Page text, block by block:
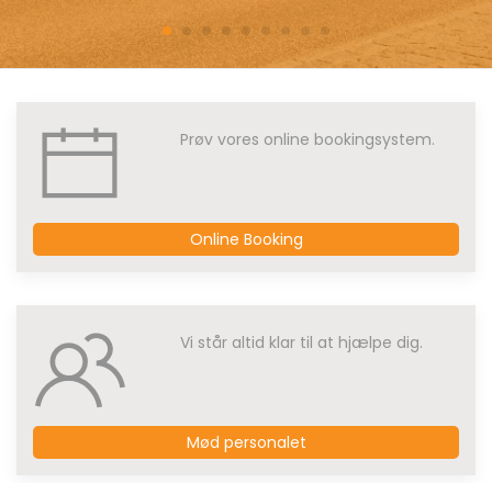
Prøv vores online bookingsystem.
Online Booking
Vi står altid klar til at hjælpe dig.
Mød personalet